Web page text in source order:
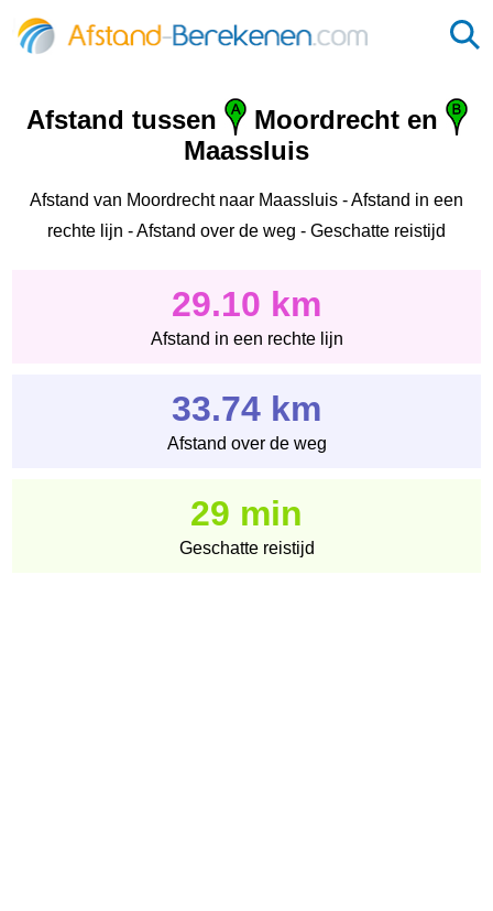
Afstand tussen
Moordrecht en
Maassluis
Afstand van Moordrecht naar Maassluis - Afstand in een
rechte lijn - Afstand over de weg - Geschatte reistijd
29.10 km
Afstand in een rechte lijn
33.74 km
Afstand over de weg
29 min
Geschatte reistijd